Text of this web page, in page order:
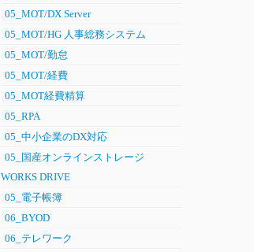
05_MOT/DX Server
05_MOT/HG 人事総務システム
05_MOT/勤怠
05_MOT/経費
05_MOT経費精算
05_RPA
05_中小企業のDX対応
05_国産オンラインストレージ
WORKS DRIVE
05_電子帳簿
06_BYOD
06_テレワーク